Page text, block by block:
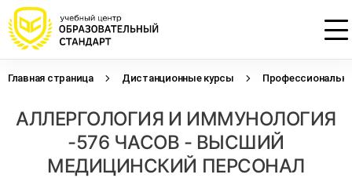
Главная страница Дистанционные курсы
АЛЛЕРГОЛОГИЯ И ИММУНОЛОГИЯ
-576 ЧАСОВ - ВЫСШИЙ
МЕДИЦИНСКИЙ ПЕРСОНАЛ
Оставьте свои данные, наши специалисты
свяжутся с Вами
Оставьте свои данные, наши специалисты
свяжутся с Вами
начислением баллов 14 ЗЕТ
Оставьте свои данные, наши специалисты
проконсультируют Вас